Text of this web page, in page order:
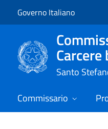
Governo Italiano
Santo
Commissario